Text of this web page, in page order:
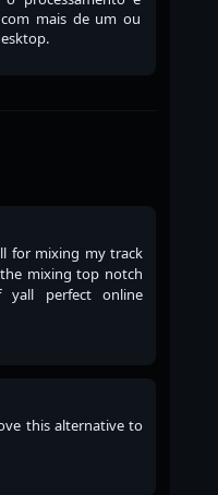
mais de um ou
for mixing my track
mixing top notch
perfect online
this alternative to